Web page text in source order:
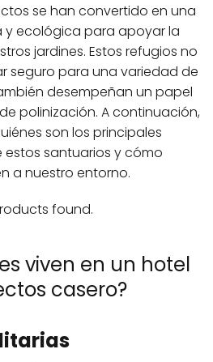
se han convertido en una
y ecológica para apoyar la
jardines. Estos refugios no
seguro para una variedad de
desempeñan un papel
polinización. A continuación,
son los principales
estos santuarios y cómo
a nuestro entorno.
found.
viven en un hotel
casero?